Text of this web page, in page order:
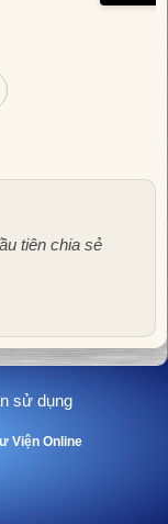
tiên chia sẻ
sử dụng
Viện Online